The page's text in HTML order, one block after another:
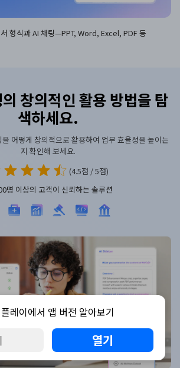
형식과 AI 채팅—PPT, Word, Excel, PDF 등
창의적인 활용 방법을 탐
색하세요.
어떻게 창의적으로 활용하여 업무 효율성을 높이는
지 확인해 보세요.
(4.5점 / 5점)
명 이상의 고객이 신뢰하는 솔루션
레이에서 앱 버전 알아보기
열기